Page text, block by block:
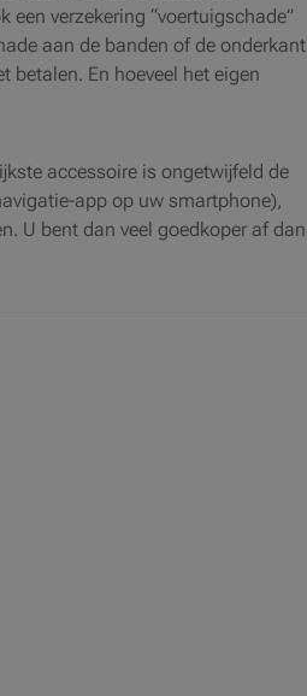
verzekering “voertuigschade”
aan de banden of de onderkant
betalen. En hoeveel het eigen
accessoire is ongetwijfeld de
app op uw smartphone),
U bent dan veel goedkoper af dan